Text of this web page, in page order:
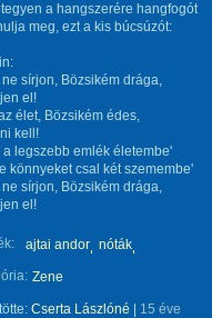
tegyen a hangszerére hangfogót
meg, ezt a kis búcsúzót:
ne sírjon, Bözsikém drága,
el!
az élet, Bözsikém édes,
kell!
a legszebb emlék életembe'
könnyeket csal két szemembe'
ne sírjon, Bözsikém drága,
el!
ajtai andor nóták
Zene
Cserta Lászlóné 15 éve